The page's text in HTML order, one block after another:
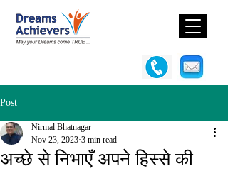
Post
अच्छे से निभाएँ अपने हिस्से की
Nirmal Bhatnagar
Nov 23, 2023 3 min read